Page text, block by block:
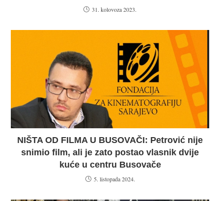
31. kolovoza 2023.
NIŠTA OD FILMA U BUSOVAČI: Petrović nije
snimio film, ali je zato postao vlasnik dvije
kuće u centru Busovače
5. listopada 2024.